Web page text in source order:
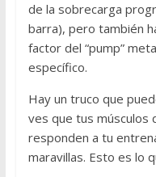
de la sobrecarga
barra), pero también
factor del “pump”
específico.
Hay un truco que
ves que tus músculos
responden a tu
maravillas. Esto es lo